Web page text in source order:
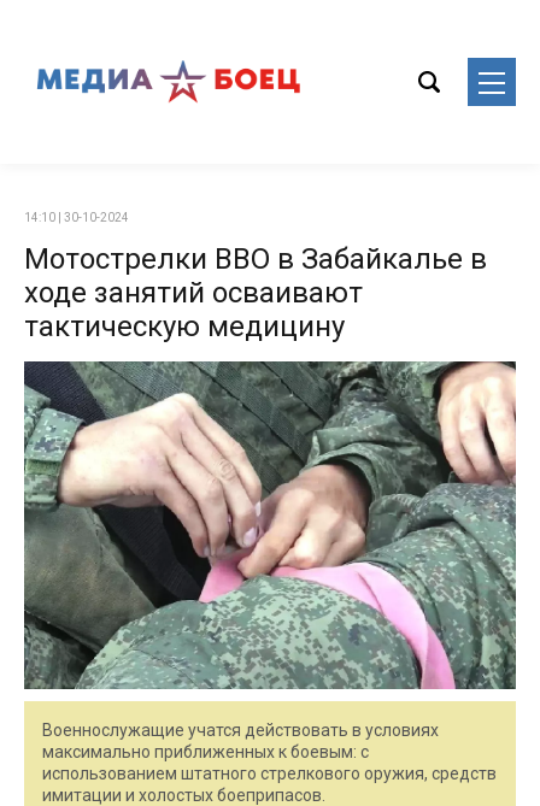
14:10 | 30-10-2024
Мотострелки ВВО в Забайкалье в
ходе занятий осваивают
тактическую медицину
Военнослужащие учатся действовать в условиях
максимально приближенных к боевым: с
использованием штатного стрелкового оружия, средств
имитации и холостых боеприпасов.